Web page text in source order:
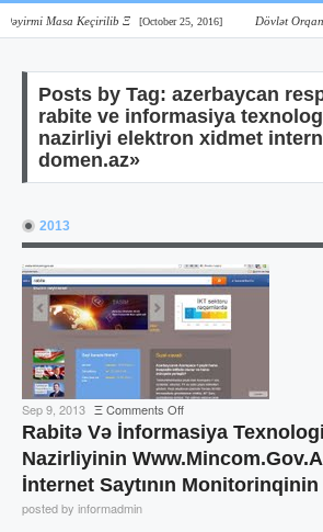
Masa Keçirilib Ξ [October 25, 2016] Dövlət
Posts by Tag: azerbaycan
rabite ve informasiya
nazirliyi elektron xidmet
domen.az»
2013
Sep 9, 2013 ΞComments Offon
Rabitə
İnformasiya
Texnologiyaları
Rabitə Və İnformasiya
Nazirliyinin
İnternet Saytının
posted by informadmin